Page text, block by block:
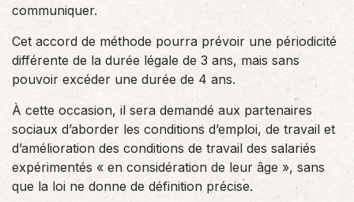
communiquer.
Cet accord de méthode pourra prévoir une périodicité
différente de la durée légale de 3 ans, mais sans
pouvoir excéder une durée de 4 ans.
À cette occasion, il sera demandé aux partenaires
sociaux d’aborder les conditions d’emploi, de travail et
d’amélioration des conditions de travail des salariés
expérimentés « en considération de leur âge », sans
que la loi ne donne de définition précise.